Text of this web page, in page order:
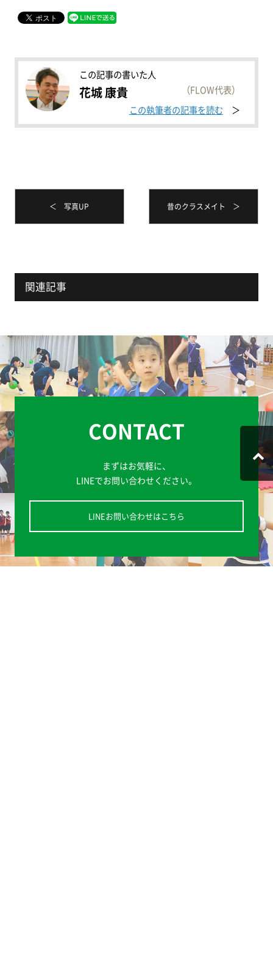
この記事の書いた人
花城 康貴
（FLOW代表）
この執筆者の記事を読む
＜ 写真UP 昔のクラスメイト ＞
関連記事
CONTACT
まずはお気軽に、
LINEでお問い合わせください。
LINEお問い合わせはこちら